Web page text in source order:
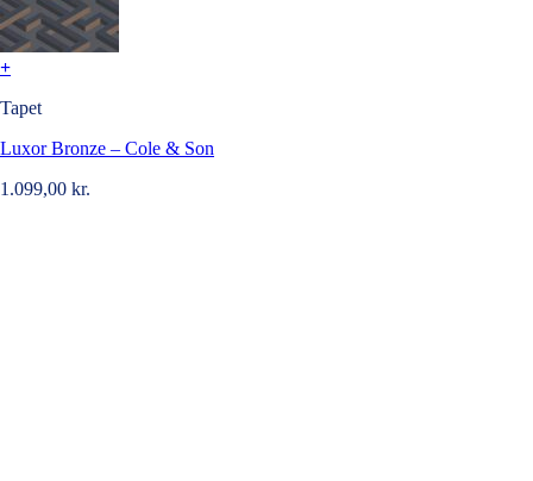
+
Tapet
Luxor Bronze – Cole & Son
1.099,00 kr.